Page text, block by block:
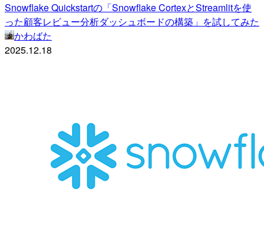
Snowflake Quickstartの「Snowflake CortexとStreamlitを使
った顧客レビュー分析ダッシュボードの構築」を試してみた
かわばた
2025.12.18